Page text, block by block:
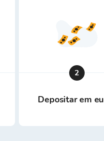
2
Depositar em